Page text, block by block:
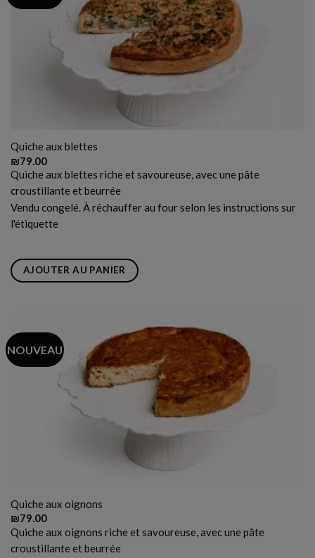
Quiche aux blettes
₪79.00
Quiche aux blettes riche et savoureuse, avec une pâte
croustillante et beurrée
Vendu congelé. À réchauffer au four selon les instructions sur
l'étiquette
AJOUTER AU PANIER
NOUVEAU
Quiche aux oignons
₪79.00
Quiche aux oignons riche et savoureuse, avec une pâte
croustillante et beurrée